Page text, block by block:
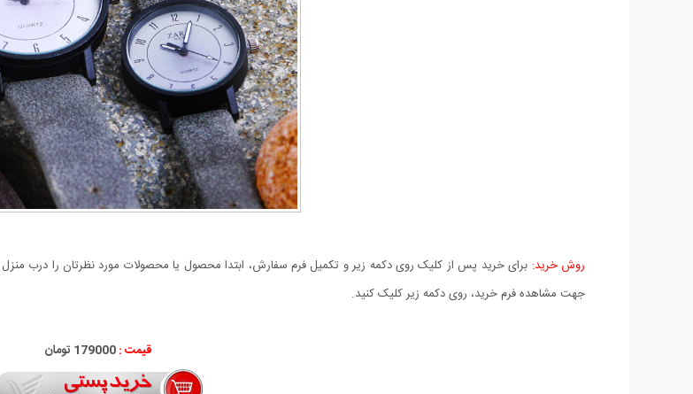
روش خرید: برای خرید پس از کلیک روی دکمه زیر و تکمیل فرم سفارش، ابتدا محصول یا محصولات مورد نظرتان را درب منزل
جهت مشاهده فرم خرید، روی دکمه زیر کلیک کنید.
قیمت : 179000 تومان